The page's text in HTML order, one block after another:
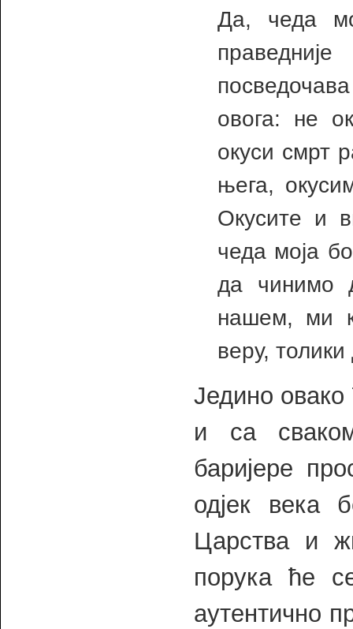
Да, чеда
овога: не
окуси смрт
њега,
Окусите и
чеда моја
да чинимо
нашем, ми
веру,
Једино
и са
баријере
одјек века
Царства и
порука ће
аутентично